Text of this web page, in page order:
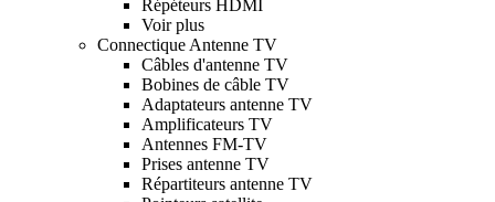
Répéteurs HDMI
Voir plus
Connectique Antenne TV
Câbles d'antenne TV
Bobines de câble TV
Adaptateurs antenne TV
Amplificateurs TV
Antennes FM-TV
Prises antenne TV
Répartiteurs antenne TV